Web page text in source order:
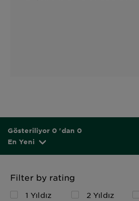
Gösteriliyor 0 'dan 0
En Yeni
Filter by rating
1 Yıldız 2 Yıldız